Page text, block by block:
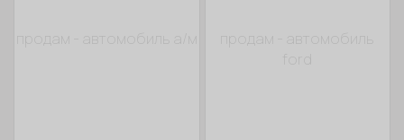
продам - автомобиль а/м
продам - автомобиль
ford